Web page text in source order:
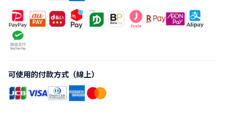
可使用的付款方式（線上）